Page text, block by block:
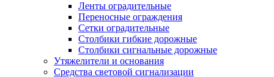
Ленты оградительные
Переносные ограждения
Сетки оградительные
Столбики гибкие дорожные
Столбики сигнальные дорожные
Утяжелители и основания
Средства световой сигнализации